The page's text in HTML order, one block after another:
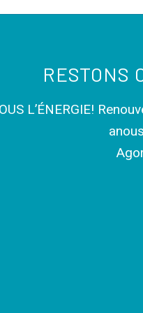
RESTONS
L’ÉNERGIE!